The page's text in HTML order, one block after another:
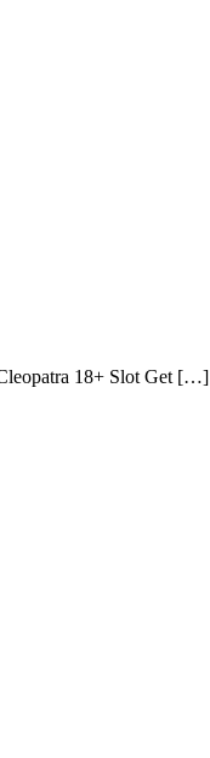
18+ Slot Get […]